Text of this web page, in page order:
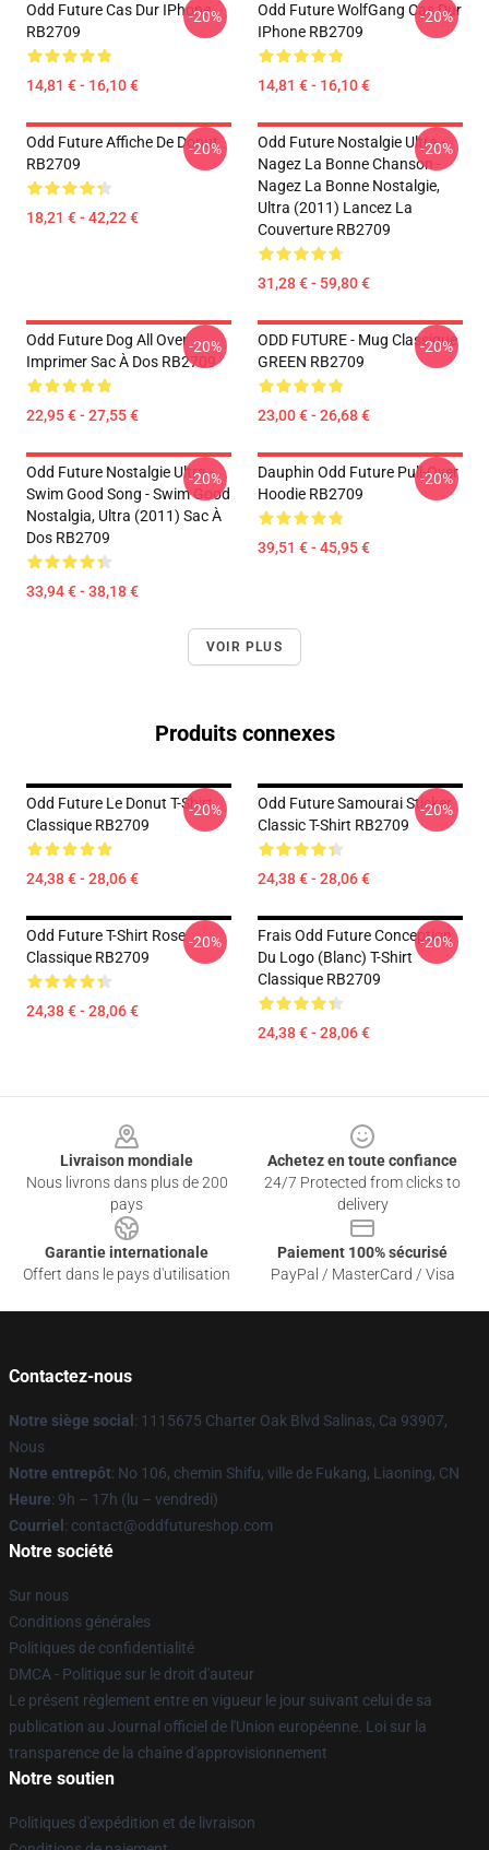
Odd Future Cas Dur IPhone
RB2709
14,81 € - 16,10 €
-20%
Odd Future WolfGang Cas Dur
IPhone RB2709
14,81 € - 16,10 €
-20%
Odd Future Affiche De Donut
RB2709
18,21 € - 42,22 €
-20%
Odd Future Nostalgie Ultra -
Nagez La Bonne Chanson -
Nagez La Bonne Nostalgie,
Ultra (2011) Lancez La
Couverture RB2709
31,28 € - 59,80 €
-20%
Odd Future Dog All Over
Imprimer Sac À Dos RB2709
22,95 € - 27,55 €
-20%
ODD FUTURE - Mug Classique
GREEN RB2709
23,00 € - 26,68 €
-20%
Odd Future Nostalgie Ultra -
Swim Good Song - Swim Good
Nostalgia, Ultra (2011) Sac À
Dos RB2709
33,94 € - 38,18 €
-20%
Dauphin Odd Future Pull-Over
Hoodie RB2709
39,51 € - 45,95 €
-20%
VOIR PLUS
Produits connexes
Odd Future Le Donut T-Shirt
Classique RB2709
24,38 € - 28,06 €
-20%
Odd Future Samourai Sticker
Classic T-Shirt RB2709
24,38 € - 28,06 €
-20%
Odd Future T-Shirt Rose
Classique RB2709
24,38 € - 28,06 €
-20%
Frais Odd Future Conception
Du Logo (blanc) T-Shirt
Classique RB2709
24,38 € - 28,06 €
-20%
Livraison mondiale
Nous livrons dans plus de 200
pays
Achetez en toute confiance
24/7 Protected from clicks to
delivery
Garantie internationale
Offert dans le pays d'utilisation
Paiement 100% sécurisé
PayPal / MasterCard / Visa
Contactez-nous
Notre siège social : 1115675 Charter Oak Blvd Salinas, Ca 93907,
Nous
Notre entrepôt: No 106, chemin Shifu, ville de Fukang, Liaoning, CN
Heure: 9h – 17h (lu – vendredi)
Courriel : contact@oddfutureshop.com
Notre société
Sur nous
Conditions générales
Politiques de confidentialité
DMCA - Politique sur le droit d'auteur
Le présent règlement entre en vigueur le jour suivant celui de sa
publication au Journal officiel de l'Union européenne. Loi sur la
transparence de la chaîne d'approvisionnement
Notre soutien
Politiques d'expédition et de livraison